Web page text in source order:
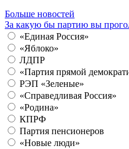
Больше новостей
За какую бы партию вы
«Единая Россия»
«Яблоко»
ЛДПР
«Партия прямой
РЭП «Зеленые»
«Справедливая Россия»
«Родина»
КПРФ
Партия пенсионеров
«Новые люди»